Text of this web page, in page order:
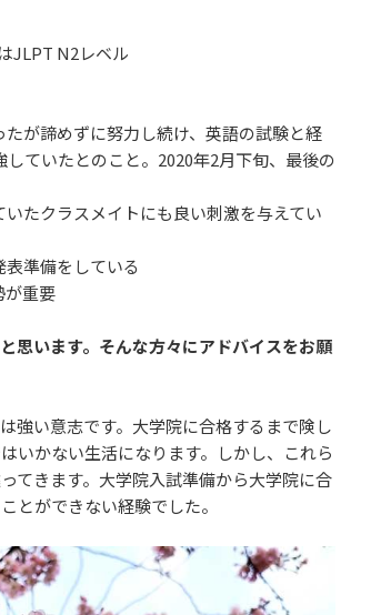
JLPT N2レベル
が諦めずに努力し続け、英語の試験と経
ていたとのこと。2020年2月下旬、最後の
たクラスメイトにも良い刺激を与えてい
準備をしている
が重要
思います。そんな方々にアドバイスをお願
強い意志です。大学院に合格するまで険し
いかない生活になります。しかし、これら
てきます。大学院入試準備から大学院に合
とができない経験でした。